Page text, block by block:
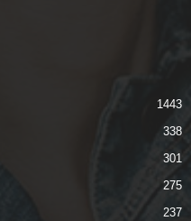
1443
338
301
275
237